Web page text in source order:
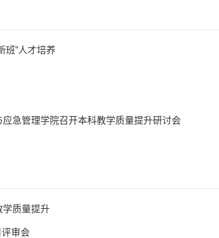
班”人才培养
急管理学院召开本科教学质量提升研讨会
学质量提升
评审会